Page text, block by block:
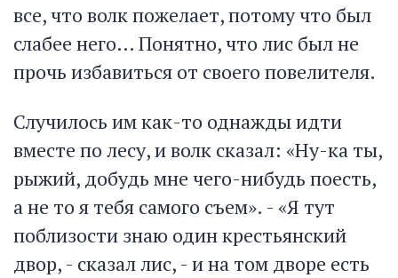
все, что волк пожелает, потому что был
слабее него… Понятно, что лис был не
прочь избавиться от своего повелителя.
Случилось им как-то однажды идти
вместе по лесу, и волк сказал: «Ну-ка ты,
рыжий, добудь мне чего-нибудь поесть,
а не то я тебя самого съем». - «Я тут
поблизости знаю один крестьянский
двор, - сказал лис, - и на том дворе есть